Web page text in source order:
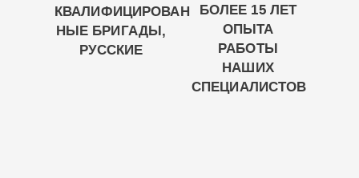
КВАЛИФИЦИРОВАН
НЫЕ БРИГАДЫ,
РУССКИЕ
БОЛЕЕ 15 ЛЕТ
ОПЫТА
РАБОТЫ
НАШИХ
СПЕЦИАЛИСТОВ